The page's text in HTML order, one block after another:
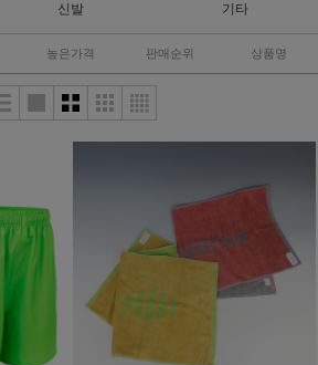
신발 기타
높은가격 판매순위 상품명